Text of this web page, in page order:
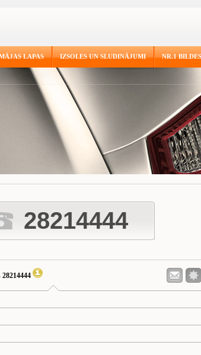
LAPAS IZSOLES UN SLUDINĀJUMI NR.1 BILDES
28214444